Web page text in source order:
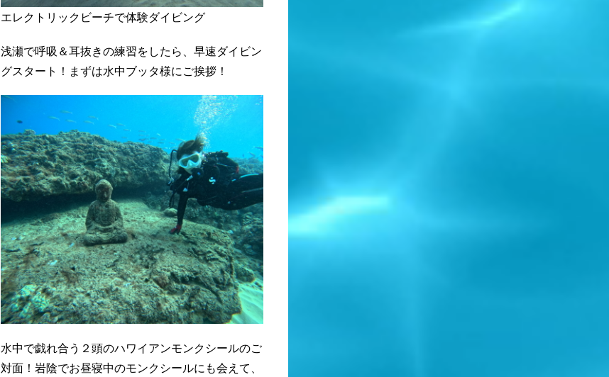
エレクトリックビーチで体験ダイビング
浅瀬で呼吸＆耳抜きの練習をしたら、早速ダイビン
グスタート！まずは水中ブッタ様にご挨拶！
水中で戯れ合う２頭のハワイアンモンクシールのご
対面！岩陰でお昼寝中のモンクシールにも会えて、